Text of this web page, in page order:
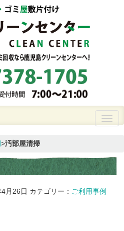
>汚部屋清掃
月26日 カテゴリー： ご利用事例